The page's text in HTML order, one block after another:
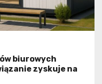
biurowych
zyskuje na